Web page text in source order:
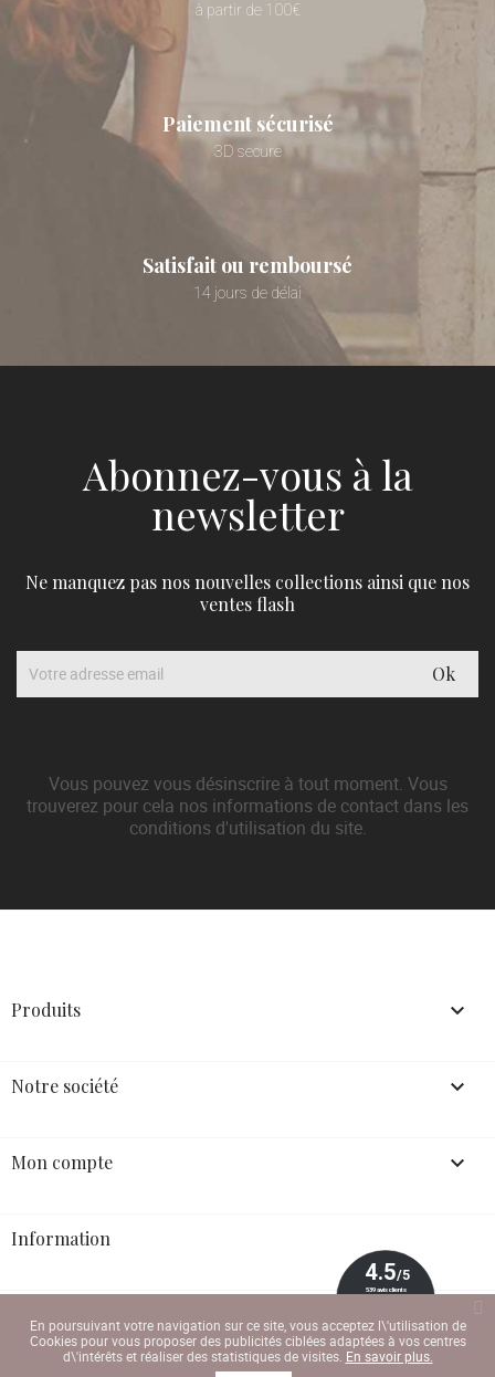
à partir de 100€
Paiement sécurisé
3D secure
Satisfait ou remboursé
14 jours de délai
Abonnez-vous à la
newsletter
Ne manquez pas nos nouvelles collections ainsi que nos
ventes flash
Vous pouvez vous désinscrire à tout moment. Vous
trouverez pour cela nos informations de contact dans les
conditions d'utilisation du site.
Produits 
Notre société 
Mon compte 
Information
En poursuivant votre navigation sur ce site, vous acceptez l\'utilisation de
Cookies pour vous proposer des publicités ciblées adaptées à vos centres
d\'intérêts et réaliser des statistiques de visites. En savoir plus.